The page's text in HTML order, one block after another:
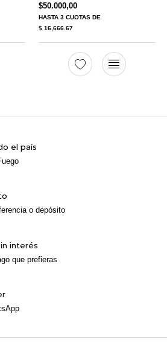
$50.000,00
HASTA3 CUOTAS DE
$ 16,666.67
el país
o depósito
interés
que prefieras